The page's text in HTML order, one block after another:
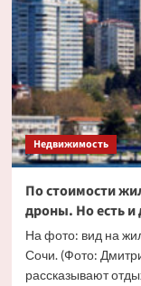
в
Москве
впервые
за
рублей
Недвижимость
По стоимости
дроны. Но есть и
На фото: вид на
Сочи. (Фото:
рассказывают